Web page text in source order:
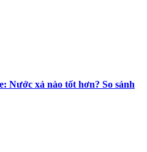
Nước xả nào tốt hơn? So sánh